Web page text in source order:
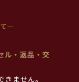
ル・返品・交
ません。